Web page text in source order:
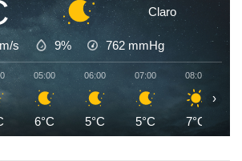
Claro
s 9% 762 mmHg
05:00
6°C
06:00
5°C
07:00
5°C
08:00
7°C
›